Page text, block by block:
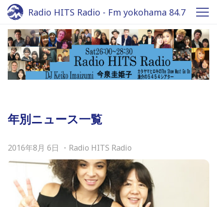
Radio HITS Radio - Fm yokohama 84.7
年別ニュース一覧
2016年8月 6日 ・ Radio HITS Radio